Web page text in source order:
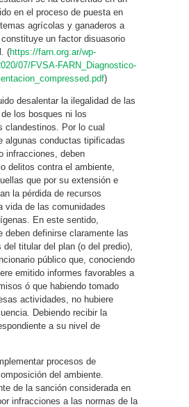
en el proceso de puesta en
agrícolas y ganaderos a
un factor disuasorio
(https://farn.org.ar/wp-
07/FVSA-FARN_Diagnostico-
)
desalentar la ilegalidad de las
los bosques ni los
clandestinos. Por lo cual
algunas conductas tipificadas
infracciones, deben
delitos contra el ambiente,
que por su extensión e
la pérdida de recursos
vida de las comunidades
En este sentido,
deben definirse claramente las
titular del plan (o del predio),
público que, conociendo
emitido informes favorables a
ó que habiendo tomado
actividades, no hubiere
Debiendo recibir la
a su nivel de
procesos de
del ambiente.
de la sanción considerada en
infracciones a las normas de la